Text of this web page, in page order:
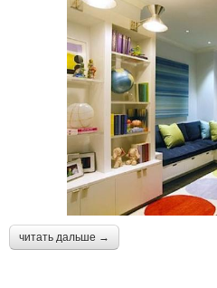
читать дальше →